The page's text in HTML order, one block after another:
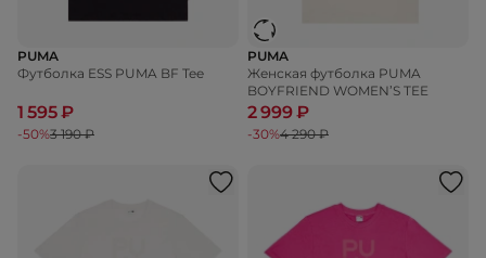
PUMA
Футболка ESS PUMA BF Tee
1 595 ₽
-50%3 190 ₽
PUMA
Женская футболка PUMA
BOYFRIEND WOMEN’S TEE
2 999 ₽
-30%4 290 ₽